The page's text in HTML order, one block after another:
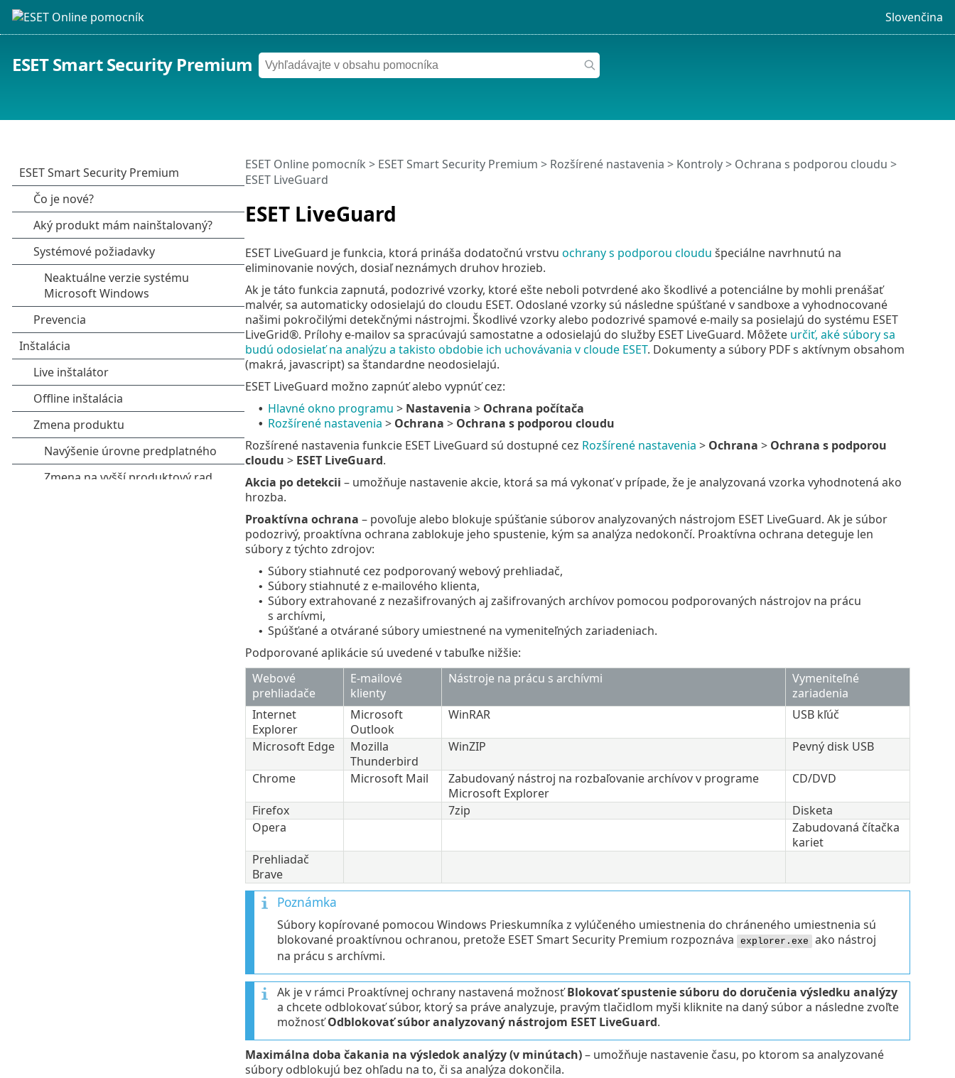
Slovenčina
ESET Smart Security Premium
ESET LiveGuard
ESET Online pomocník > ESET Smart Security Premium > Rozšírené nastavenia > Kontroly> Ochrana s podporou cloudu >
ESET LiveGuard
ESET LiveGuard je funkcia, ktorá prináša dodatočnú vrstvu ochrany s podporou cloudu špeciálne navrhnutú na
eliminovanie nových, dosiaľ neznámych druhov hrozieb.
Ak je táto funkcia zapnutá, podozrivé vzorky, ktoré ešte neboli potvrdené ako škodlivé a potenciálne by mohli prenášať
malvér, sa automaticky odosielajú do cloudu ESET. Odoslané vzorky sú následne spúšťané v sandboxe a vyhodnocované
našimi pokročilými detekčnými nástrojmi. Škodlivé vzorky alebo podozrivé spamové e‑maily sa posielajú do systému ESET
LiveGrid®. Prílohy e‑mailov sa spracúvajú samostatne a odosielajú do služby ESET LiveGuard. Môžete určiť, aké súbory sa
budú odosielať na analýzu a takisto obdobie ich uchovávania v cloude ESET. Dokumenty a súbory PDF s aktívnym obsahom
(makrá, javascript) sa štandardne neodosielajú.
ESET LiveGuard možno zapnúť alebo vypnúť cez:
• Hlavné okno programu > Nastavenia > Ochrana počítača
• Rozšírené nastavenia > Ochrana > Ochrana s podporou cloudu
Rozšírené nastavenia funkcie ESET LiveGuard sú dostupné cez Rozšírené nastavenia > Ochrana > Ochrana s podporou
cloudu > ESET LiveGuard.
Akcia po detekcii – umožňuje nastavenie akcie, ktorá sa má vykonať v prípade, že je analyzovaná vzorka vyhodnotená ako
hrozba.
Proaktívna ochrana – povoľuje alebo blokuje spúšťanie súborov analyzovaných nástrojom ESET LiveGuard. Ak je súbor
podozrivý, proaktívna ochrana zablokuje jeho spustenie, kým sa analýza nedokončí. Proaktívna ochrana deteguje len
súbory z týchto zdrojov:
• Súbory stiahnuté cez podporovaný webový prehliadač,
• Súbory stiahnuté z e‑mailového klienta,
• Súbory extrahované z nezašifrovaných aj zašifrovaných archívov pomocou podporovaných nástrojov na prácu
s archívmi,
• Spúšťané a otvárané súbory umiestnené na vymeniteľných zariadeniach.
Podporované aplikácie sú uvedené v tabuľke nižšie:
Webové
prehliadače
E‑mailové
klienty
Nástroje na prácu s archívmi
Vymeniteľné
zariadenia
Internet
Explorer
Microsoft
Outlook
WinRAR USB kľúč
Microsoft Edge
Mozilla
Thunderbird
WinZIP Pevný disk USB
Chrome Microsoft Mail
Zabudovaný nástroj na rozbaľovanie archívov v programe
Microsoft Explorer
CD/DVD
Firefox 7zip
Disketa
Opera
Zabudovaná čítačka
kariet
Prehliadač
Brave
Poznámka
Súbory kopírované pomocou Windows Prieskumníka z vylúčeného umiestnenia do chráneného umiestnenia sú
blokované proaktívnou ochranou, pretože ESET Smart Security Premium rozpoznáva
explorer.exe ako nástroj
na prácu s archívmi.
Ak je v rámci Proaktívnej ochrany nastavená možnosťBlokovať spustenie súboru do doručenia výsledku analýzy
a chcete odblokovať súbor, ktorý sa práve analyzuje, pravým tlačidlom myši kliknite na daný súbor a následne zvoľte
možnosťOdblokovať súbor analyzovaný nástrojom ESET LiveGuard.
Maximálna doba čakania na výsledok analýzy (v minútach)– umožňuje nastavenie času, po ktorom sa analyzované
súbory odblokujú bez ohľadu na to, či sa analýza dokončila.